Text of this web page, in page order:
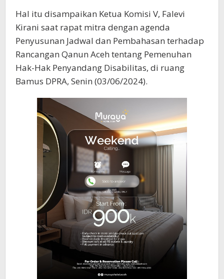
Hal itu disampaikan Ketua Komisi V, Falevi
Kirani saat rapat mitra dengan agenda
Penyusunan Jadwal dan Pembahasan terhadap
Rancangan Qanun Aceh tentang Pemenuhan
Hak-Hak Penyandang Disabilitas, di ruang
Bamus DPRA, Senin (03/06/2024).